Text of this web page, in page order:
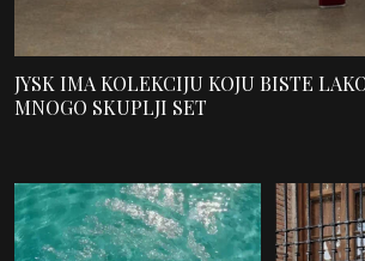
JYSK IMA KOLEKCIJU KOJU BISTE
MNOGO SKUPLJI SET